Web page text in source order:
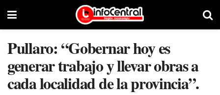
Pullaro: “Gobernar hoy es
generar trabajo y llevar obras a
cada localidad de la provincia”.